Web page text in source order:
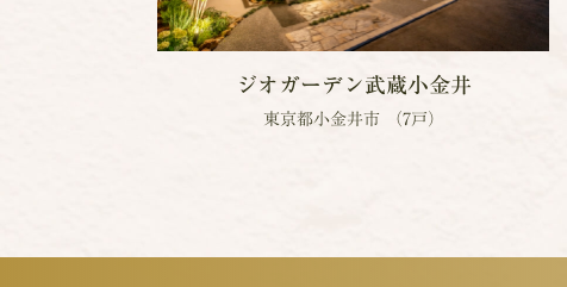
ジオガーデン武蔵小金井
東京都小金井市 （7戸）